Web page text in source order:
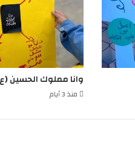
وانا مملوك الحسين
منذ 3 أيام